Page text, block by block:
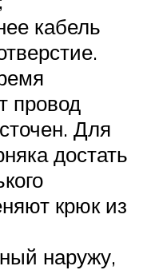
кабель
провод
Для
достать
крюк из
наружу,